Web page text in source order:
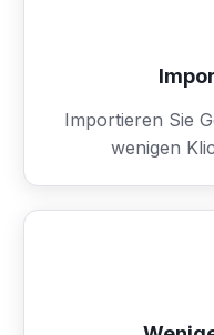
Importieren Sie
wenigen